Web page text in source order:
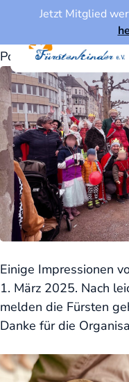
content
Jetzt Mitglied
Posted onMärz 5, 2025
Einige Impressionen
1. März 2025. Nach
melden die Fürsten
Danke für die